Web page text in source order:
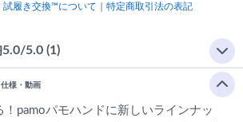
試履き交換™について 特定商取引法の表記
5.0/5.0 (1)
様・動画
！pamoパモハンドに新しいラインナッ